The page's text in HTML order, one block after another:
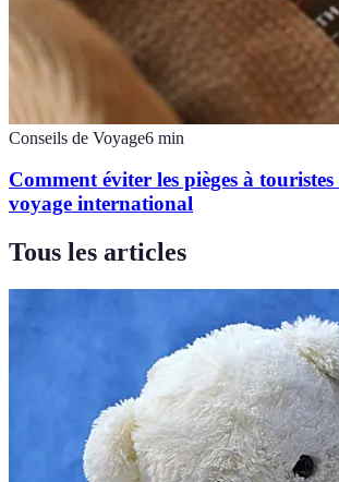
Conseils de Voyage6 min
Comment éviter les pièges à
voyage international
Tous les articles